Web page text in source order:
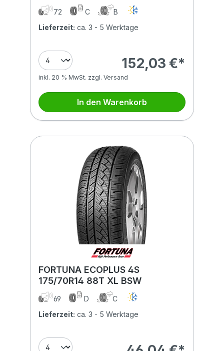
72 C
B
Lieferzeit: ca. 3 - 5 Werktage
152,03 €*
inkl. 20 % MwSt. zzgl. Versand
In den Warenkorb
FORTUNA ECOPLUS 4S
175/70R14 88T XL BSW
69 D
C
Lieferzeit: ca. 3 - 5 Werktage